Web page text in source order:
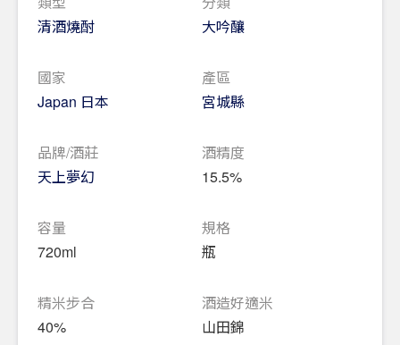
清酒燒酎
大吟釀
國家
Japan 日本
產區
宮城縣
品牌/酒莊
天上夢幻
酒精度
15.5%
容量
720ml
規格
瓶
精米步合
40%
酒造好適米
山田錦